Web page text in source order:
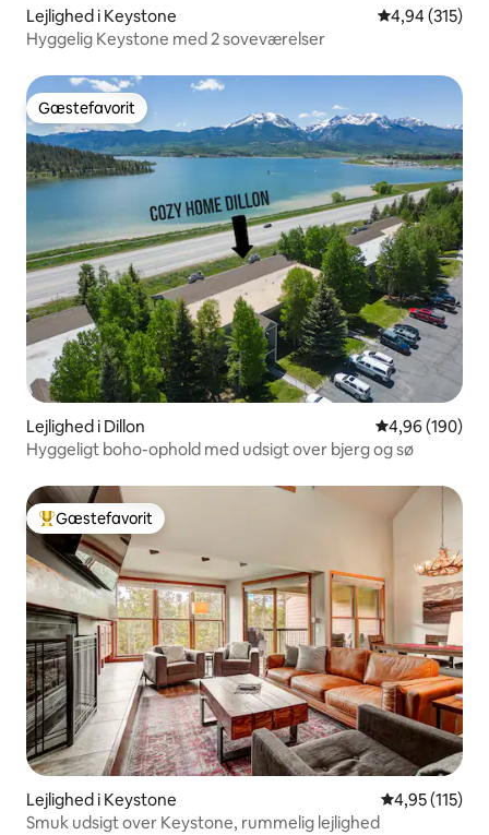
Lejlighed i Keystone 4,94 ud af 5 i
4,94 (315)
Hyggelig Keystone med 2 soveværelser
Gæstefavorit
Gæstefavorit
Lejlighed i Dillon 4,96 ud af 5 i
4,96 (190)
Hyggeligt boho-ophold med udsigt over bjerg og sø
Bedste gæstefavorit
Gæstefavorit
Lejlighed i Keystone 4,95 ud af 5 i
4,95 (115)
Smuk udsigt over Keystone, rummelig lejlighed